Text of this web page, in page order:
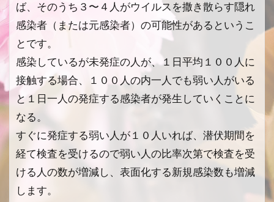
ば、そのうち３〜４人がウイルスを撒き散らす隠れ
感染者（または元感染者）の可能性があるというこ
とです。
感染しているが未発症の人が、１日平均１００人に
接触する場合、１００人の内一人でも弱い人がいる
と１日一人の発症する感染者が発生していくことに
なる。
すぐに発症する弱い人が１０人いれば、潜伏期間を
経て検査を受けるので弱い人の比率次第で検査を受
ける人の数が増減し、表面化する新規感染数も増減
します。